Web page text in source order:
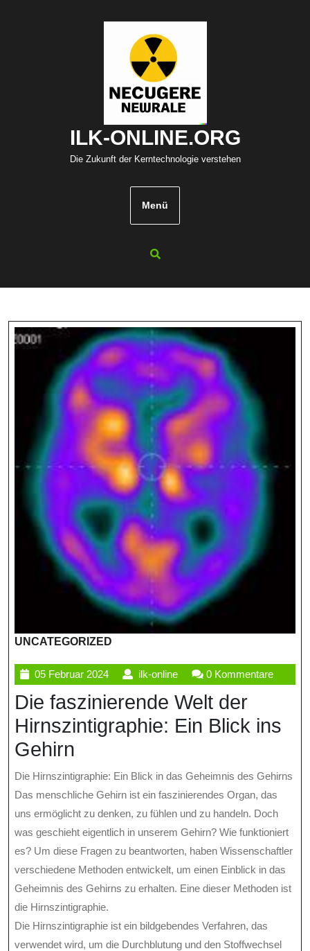
ILK-ONLINE.ORG
Die Zukunft der Kerntechnologie verstehen
Menü
UNCATEGORIZED
05 Februar 202405
Februar
2024
ilk-onlineilk-
online
0 Kommentare
Die faszinierende Welt der
Hirnszintigraphie: Ein Blick ins
Gehirn
Die Hirnszintigraphie: Ein Blick in das Geheimnis des Gehirns
Das menschliche Gehirn ist ein faszinierendes Organ, das
uns ermöglicht zu denken, zu fühlen und zu handeln. Doch
was geschieht eigentlich in unserem Gehirn? Wie funktioniert
es? Um diese Fragen zu beantworten, haben Wissenschaftler
verschiedene Methoden entwickelt, um einen Einblick in das
Geheimnis des Gehirns zu erhalten. Eine dieser Methoden ist
die Hirnszintigraphie.
Die Hirnszintigraphie ist ein bildgebendes Verfahren, das
verwendet wird, um die Durchblutung und den Stoffwechsel